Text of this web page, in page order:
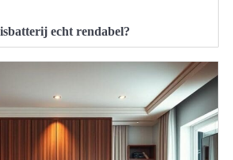
echt rendabel?